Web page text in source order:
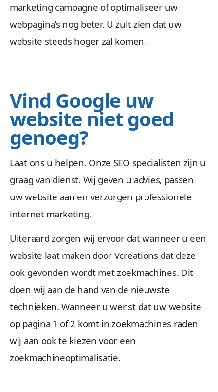
marketing campagne of optimaliseer uw
webpagina’s nog beter. U zult zien dat uw
website steeds hoger zal komen.
Vind Google uw
website niet goed
genoeg?
Laat ons u helpen. Onze SEO specialisten zijn u
graag van dienst. Wij geven u advies, passen
uw website aan en verzorgen professionele
internet marketing.
Uiteraard zorgen wij ervoor dat wanneer u een
website laat maken door Vcreations dat deze
ook gevonden wordt met zoekmachines. Dit
doen wij aan de hand van de nieuwste
technieken. Wanneer u wenst dat uw website
op pagina 1 of 2 komt in zoekmachines raden
wij aan ook te kiezen voor een
zoekmachineoptimalisatie.